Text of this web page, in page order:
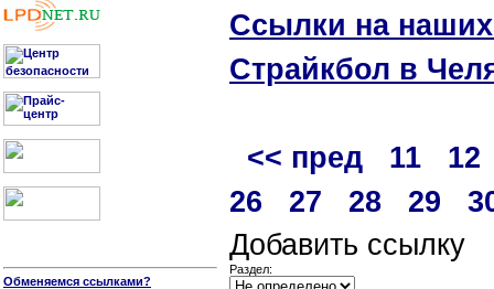
Обменяемся ссылками?
Ссылки на
Страйкбол в
<< пред 11
12
26
27 28 29
Добавить ссылку
Раздел: